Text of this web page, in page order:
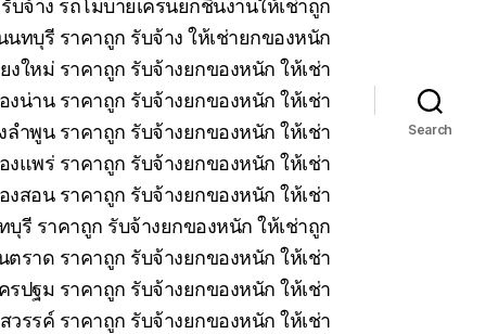
บจ้าง รถโมบายเครนยกชิ้นงานให้เช่าถูก
นทบุรี ราคาถูก รับจ้าง ให้เช่ายกของหนัก
งใหม่ ราคาถูก รับจ้างยกของหนัก ให้เช่า
งน่าน ราคาถูก รับจ้างยกของหนัก ให้เช่า
ลำพูน ราคาถูก รับจ้างยกของหนัก ให้เช่า
งแพร่ ราคาถูก รับจ้างยกของหนัก ให้เช่า
งสอน ราคาถูก รับจ้างยกของหนัก ให้เช่า
บุรี ราคาถูก รับจ้างยกของหนัก ให้เช่าถูก
ตราด ราคาถูก รับจ้างยกของหนัก ให้เช่า
รปฐม ราคาถูก รับจ้างยกของหนัก ให้เช่า
วรรค์ ราคาถูก รับจ้างยกของหนัก ให้เช่า
Search